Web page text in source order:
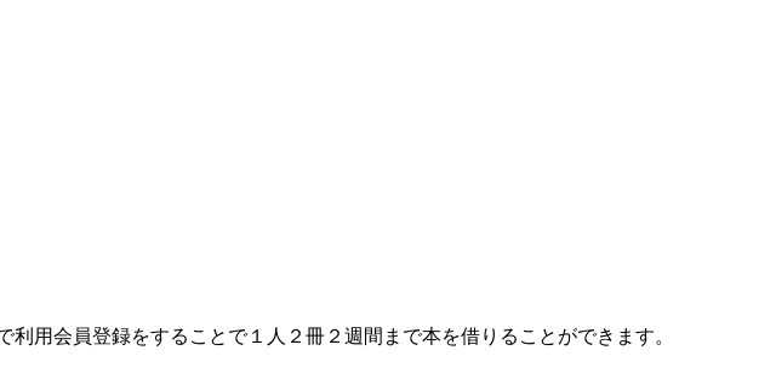
用会員登録をすることで１人２冊２週間まで本を借りることができます。